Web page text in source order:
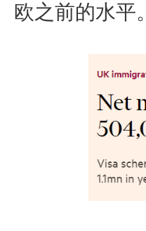
欧之前的水平。